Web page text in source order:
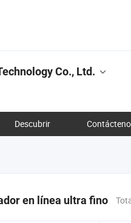
Co., Ltd.
Descubrir
en línea ultra fino